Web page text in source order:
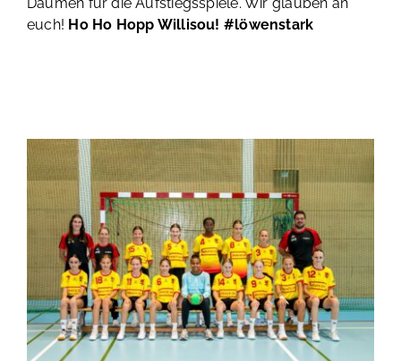
euch! Ho Ho Hopp Willisou! #löwenstark